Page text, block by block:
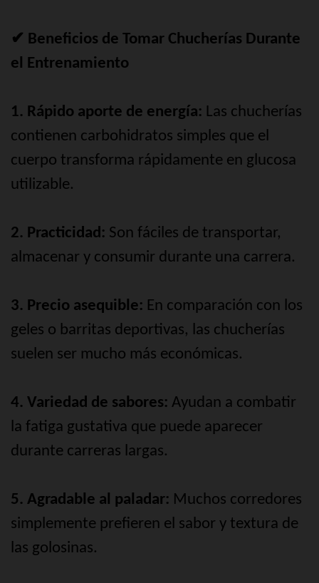
✔ Beneficios de Tomar Chucherías Durante
el Entrenamiento
1. Rápido aporte de energía: Las chucherías
contienen carbohidratos simples que el
cuerpo transforma rápidamente en glucosa
utilizable.
2. Practicidad: Son fáciles de transportar,
almacenar y consumir durante una carrera.
3. Precio asequible: En comparación con los
geles o barritas deportivas, las chucherías
suelen ser mucho más económicas.
4. Variedad de sabores: Ayudan a combatir
la fatiga gustativa que puede aparecer
durante carreras largas.
5. Agradable al paladar: Muchos corredores
simplemente prefieren el sabor y textura de
las golosinas.